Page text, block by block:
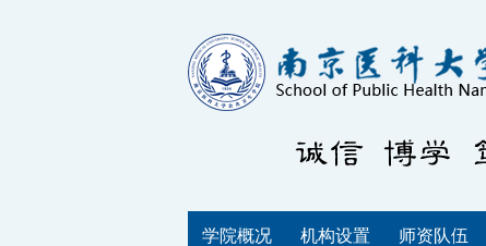
学院概况 机构设置 师资队伍